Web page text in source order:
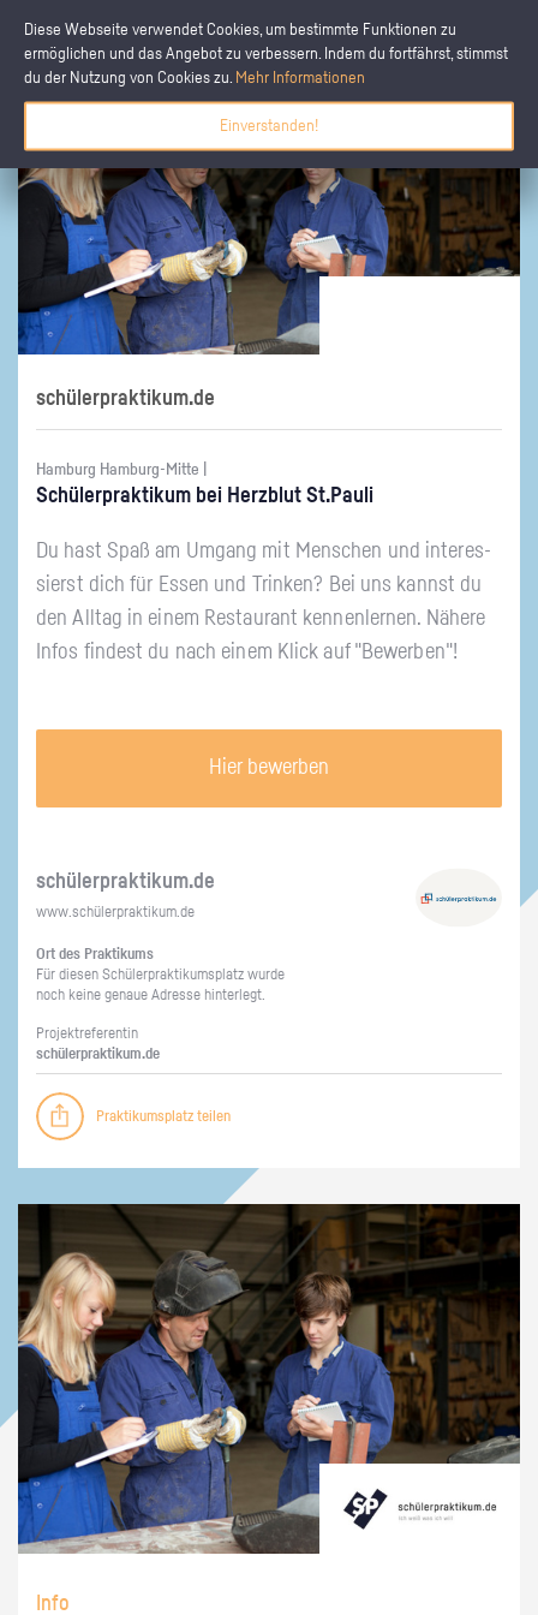
Diese Webseite verwendet Cookies, um bestimmte Funktionen zu
ermöglichen und das Angebot zu verbessern. Indem du fortfährst, stimmst
du der Nutzung von Cookies zu. Mehr Informationen
Einverstanden!
schülerpraktikum.de
Hamburg Hamburg-Mitte |
Schü­ler­prak­ti­kum bei Herz­blut St.​Pauli
Du hast Spaß am Um­gang mit Men­schen und in­ter­es­
sierst dich für Essen und Trin­ken? Bei uns kannst du
den All­tag in einem Re­stau­rant ken­nen­ler­nen. Nä­he­re
Infos fin­dest du nach einem Klick auf "Be­wer­ben"!
Hier bewerben
schü­ler­prak­ti­kum.de
www.​schüler​prak​tiku​m.​de
Ort des Prak­ti­kums
Für die­sen Schü­ler­prak­ti­kums­platz wurde
noch keine ge­naue Adres­se hin­ter­legt.
Pro­jekt­re­fe­ren­tin
schü­ler­prak­ti­kum.de
Praktikumsplatz teilen
Info